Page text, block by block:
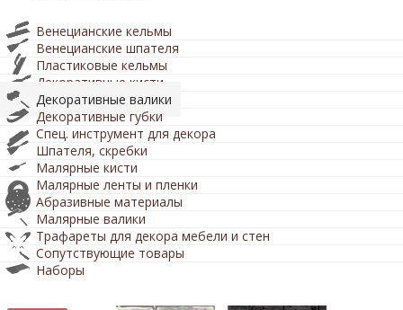
Венецианские кельмы
Венецианские шпателя
Пластиковые кельмы
Декоративные кисти
Декоративные валики
Декоративные губки
Спец. инструмент для декора
Шпателя, скребки
Малярные кисти
Малярные ленты и пленки
Абразивные материалы
Малярные валики
Трафареты для декора мебели и стен
Сопутствующие товары
Наборы